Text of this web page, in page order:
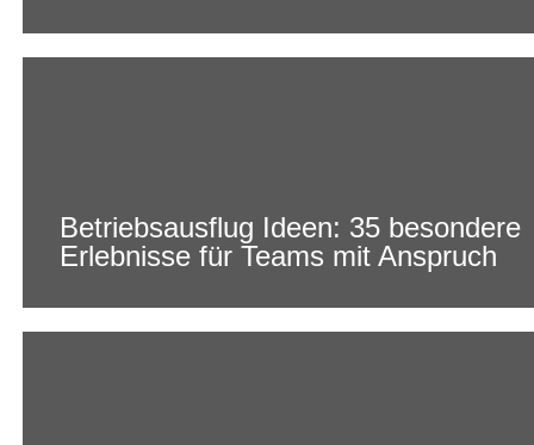
Betriebsausflug Ideen: 35 besondere
Erlebnisse für Teams mit Anspruch